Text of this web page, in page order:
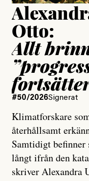
Otto:
Allt
#50/2026Signerat
Klimatforskare
återhållsamt
Samtidigt
långt ifrån den
skriver Alexandra